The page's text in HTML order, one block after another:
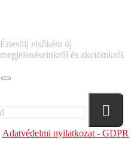
Értesülj elsőként új
megjelenéseinkről és akcióinkról.
Adatvédelmi nyilatkozat - GDPR